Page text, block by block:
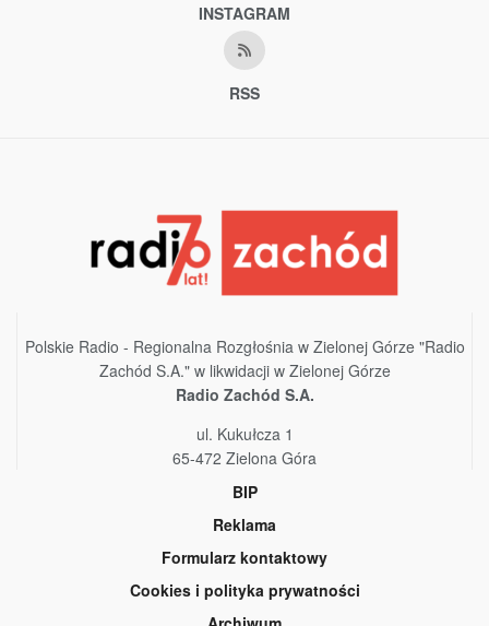
INSTAGRAM
RSS
Polskie Radio - Regionalna Rozgłośnia w Zielonej Górze "Radio
Zachód S.A." w likwidacji w Zielonej Górze
Radio Zachód S.A.
ul. Kukułcza 1
65-472 Zielona Góra
BIP
Reklama
Formularz kontaktowy
Cookies i polityka prywatności